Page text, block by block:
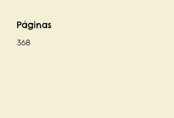
Páginas
368